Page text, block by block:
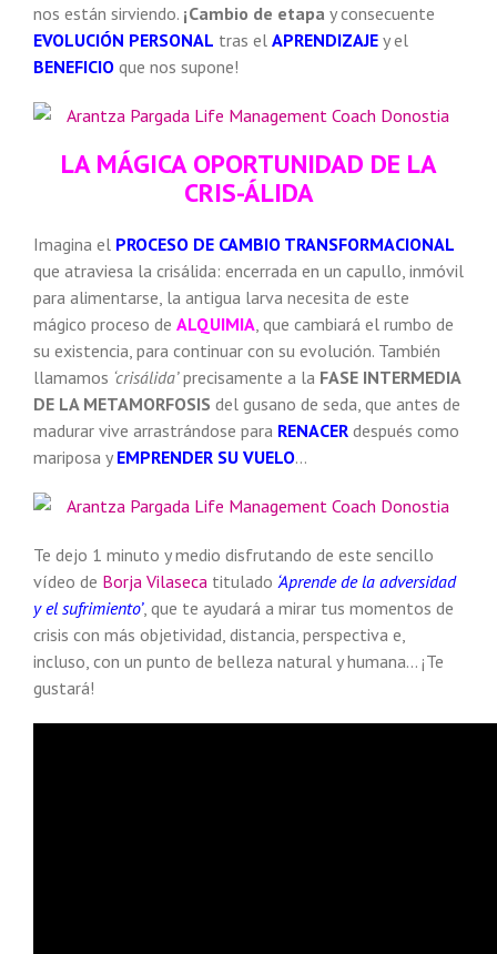
nos están sirviendo. ¡Cambio de etapa y consecuente
EVOLUCIÓN PERSONAL tras el APRENDIZAJE y el
BENEFICIO que nos supone!
LA MÁGICA OPORTUNIDAD DE LA
CRIS-ÁLIDA
Imagina el PROCESO DE CAMBIO TRANSFORMACIONAL
que atraviesa la crisálida: encerrada en un capullo, inmóvil
para alimentarse, la antigua larva necesita de este
mágico proceso de ALQUIMIA , que cambiará el rumbo de
su existencia, para continuar con su evolución. También
llamamos ‘crisálida’precisamente a la FASE INTERMEDIA
DE LA METAMORFOSIS del gusano de seda, que antes de
madurar vive arrastrándose para RENACER después como
mariposa y EMPRENDER SU VUELO…
Te dejo 1 minuto y medio disfrutando de este sencillo
vídeo de Borja Vilaseca titulado ‘Aprende de la adversidad
y el sufrimiento’, que te ayudará a mirar tus momentos de
crisis con más objetividad, distancia, perspectiva e,
incluso, con un punto de belleza natural y humana… ¡Te
gustará!